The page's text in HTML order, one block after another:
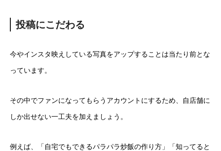
投稿にこだわる
今やインスタ映えしている写真をアップすることは当たり前とな
っています。
その中でファンになってもらうアカウントにするため、自店舗に
しか出せない一工夫を加えましょう。
例えば、「自宅でもできるパラパラ炒飯の作り方」「知ってると